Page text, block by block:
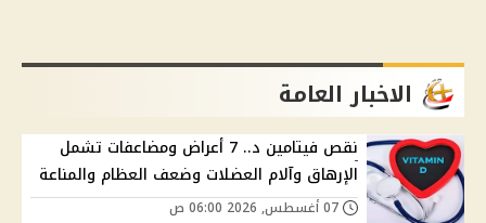
الاخبار العامة
نقص فيتامين د.. 7 أعراض ومضاعفات تشمل
الإرهاق وآلام العضلات وضعف العظام والمناعة